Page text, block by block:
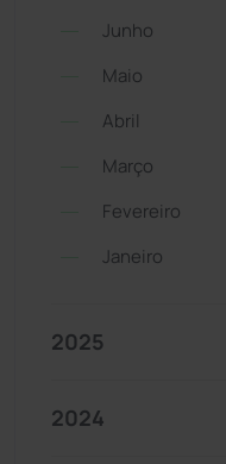
Junho
Maio
Abril
Março
Fevereiro
Janeiro
2025
2024